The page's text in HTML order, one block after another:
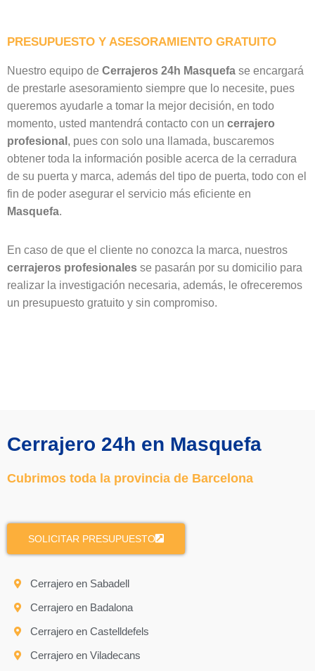
PRESUPUESTO Y ASESORAMIENTO GRATUITO
Nuestro equipo de Cerrajeros 24h Masquefa se encargará
de prestarle asesoramiento siempre que lo necesite, pues
queremos ayudarle a tomar la mejor decisión, en todo
momento, usted mantendrá contacto con un cerrajero
profesional , pues con solo una llamada, buscaremos
obtener toda la información posible acerca de la cerradura
de su puerta y marca, además del tipo de puerta, todo con el
fin de poder asegurar el servicio más eficiente en
Masquefa.
En caso de que el cliente no conozca la marca, nuestros
cerrajeros profesionales se pasarán por su domicilio para
realizar la investigación necesaria, además, le ofreceremos
un presupuesto gratuito y sin compromiso.
Cerrajero 24h en Masquefa
Cubrimos toda la provincia de Barcelona
SOLICITAR PRESUPUESTO
Cerrajero en Sabadell
Cerrajero en Badalona
Cerrajero en Castelldefels
Cerrajero en Viladecans